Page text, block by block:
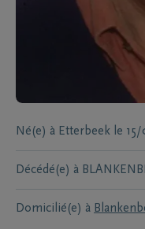
Né(e) à Etterbeek le 15/
Décédé(e) à
Domicilié(e) à